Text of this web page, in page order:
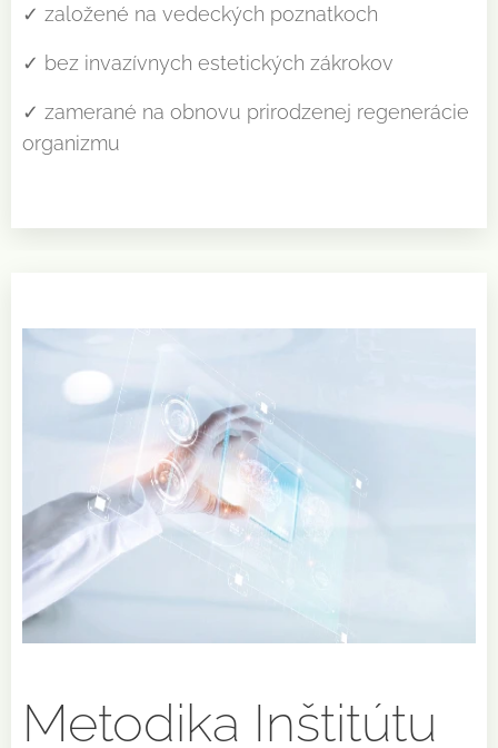
✓ založené na vedeckých poznatkoch
✓ bez invazívnych estetických zákrokov
✓ zamerané na obnovu prirodzenej regenerácie
organizmu
Metodika Inštitútu